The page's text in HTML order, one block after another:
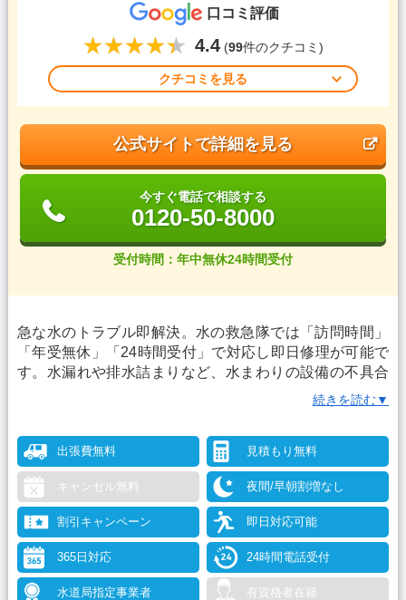
口コミ評価
4.4(99件のクチコミ)
クチコミを見る
公式サイトで詳細を見る
今すぐ電話で相談する
0120-50-8000
受付時間：年中無休24時間受付
急な水のトラブル即解決。水の救急隊では「訪問時間」
「年受無休」「24時間受付」で対応し即日修理が可能で
す。水漏れや排水詰まりなど、水まわりの設備の不具合
があればなんでもご相談下さい。水道修理は水道局指定
工事店で！テレビCM放映中 トイレ・お風呂・台所・洗
続きを読む▼
出張費無料 見積もり無料
キャンセル無料 夜間/早朝割増なし
割引キャンペーン 即日対応可能
365日対応 24時間電話受付
水道局指定事業者 有資格者在籍